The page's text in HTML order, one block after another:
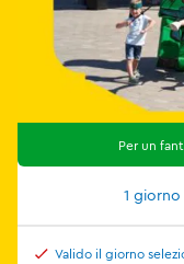
Per un
1
Valido il giorno